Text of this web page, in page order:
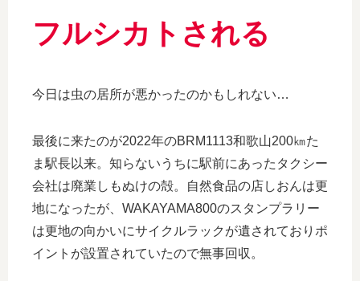
フルシカトされる
今日は虫の居所が悪かったのかもしれない…
最後に来たのが2022年のBRM1113和歌山200㎞た
ま駅長以来。知らないうちに駅前にあったタクシー
会社は廃業しもぬけの殻。自然食品の店しおんは更
地になったが、WAKAYAMA800のスタンプラリー
は更地の向かいにサイクルラックが遺されておりポ
イントが設置されていたので無事回収。